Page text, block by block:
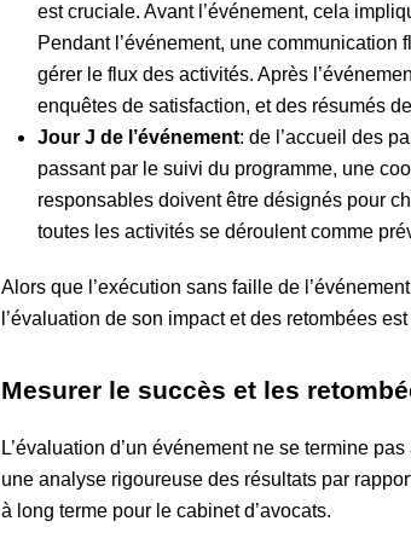
est cruciale. Avant l’événement, cela
Pendant l’événement, une
gérer le flux des activités. Après
enquêtes de satisfaction, et des résumés
Jour J de l’événement: de l’accueil des
passant par le suivi du programme, une
responsables doivent être désignés pour
toutes les activités se déroulent comme
Alors que l’exécution sans faille de
l’évaluation de son impact et des retombées
Mesurer le succès et les
L’évaluation d’un événement ne se termine
une analyse rigoureuse des résultats par
à long terme pour le cabinet d’avocats.